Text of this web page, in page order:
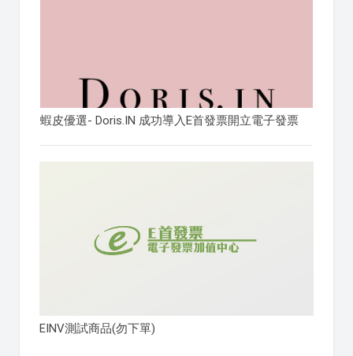
蝦皮優選- Doris.IN 成功導入E首發票開立電子發票
EINV測試商品(勿下單)